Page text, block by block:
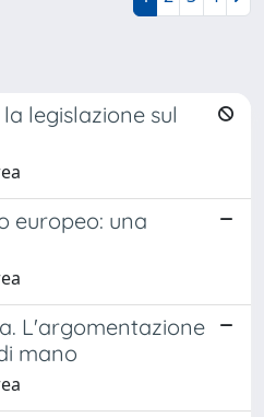
legislazione sul
europeo: una
L'argomentazione
mano